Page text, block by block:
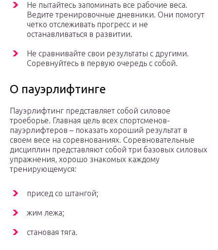
Не пытайтесь запоминать все рабочие веса.
Ведите тренировочные дневники. Они помогут
четко отслеживать прогресс и не
останавливаться в развитии.
Не сравнивайте свои результаты с другими.
Соревнуйтесь в первую очередь с собой.
О пауэрлифтинге
Пауэрлифтинг представляет собой силовое
троеборье. Главная цель всех спортсменов-
пауэрлифтеров – показать хороший результат в
своем весе на соревнованиях. Соревновательные
дисциплин представляют собой три базовых силовых
упражнения, хорошо знакомых каждому
тренирующемуся:
присед со штангой;
жим лежа;
становая тяга.